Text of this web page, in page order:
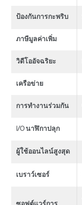
ป้องกันการกะพริบ
ภาษีมูลค่าเพิ่ม
วิดีโออัจฉริยะ
เครือข่าย
การทํางานร่วมกัน
I/O นาฬิกาปลุก
ผู้ใช้ออนไลน์สูงสุด
เบราว์เซอร์